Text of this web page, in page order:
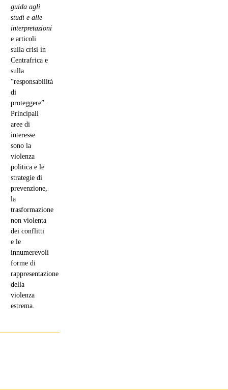
guida agli
studi e alle
interpretazioni
e articoli
sulla crisi in
Centrafrica e
sulla
“responsabilità
di
proteggere”.
Principali
aree di
interesse
sono la
violenza
politica e le
strategie di
prevenzione,
la
trasformazione
non violenta
dei conflitti
e le
innumerevoli
forme di
rappresentazione
della
violenza
estrema.